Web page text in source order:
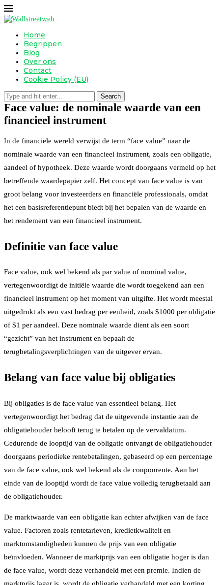
Home
Begrippen
Blog
Over ons
Contact
Cookie Policy (EU)
Search
Face value: de nominale waarde van een
financieel instrument
In de financiële wereld verwijst de term “face value” naar de
nominale waarde van een financieel instrument, zoals een obligatie,
aandeel of hypotheek. Deze waarde wordt doorgaans vermeld op het
betreffende waardepapier zelf. Het concept van face value is van
groot belang voor investeerders en financiële professionals, omdat
het een basisreferentiepunt biedt bij het bepalen van de waarde en
het rendement van een financieel instrument.
Definitie van face value
Face value, ook wel bekend als par value of nominal value,
vertegenwoordigt de initiële waarde die wordt toegekend aan een
financieel instrument op het moment van uitgifte. Het wordt meestal
uitgedrukt als een vast bedrag per eenheid, zoals $1000 per obligatie
of $1 per aandeel. Deze nominale waarde dient als een soort
“gezicht” van het instrument en bepaalt de
terugbetalingsverplichtingen van de uitgever ervan.
Belang van face value bij obligaties
Bij obligaties is de face value van essentieel belang. Het
vertegenwoordigt het bedrag dat de uitgevende instantie aan de
obligatiehouder belooft terug te betalen op de vervaldatum.
Gedurende de looptijd van de obligatie ontvangt de obligatiehouder
doorgaans periodieke rentebetalingen, gebaseerd op een percentage
van de face value, ook wel bekend als de couponrente. Aan het
einde van de looptijd wordt de face value volledig terugbetaald aan
de obligatiehouder.
De marktwaarde van een obligatie kan echter afwijken van de face
value. Factoren zoals rentetarieven, kredietkwaliteit en
marktomstandigheden kunnen de prijs van een obligatie
beïnvloeden. Wanneer de marktprijs van een obligatie hoger is dan
de face value, wordt deze verhandeld met een premie. Indien de
marktprijs lager is, wordt de obligatie verhandeld met een korting.